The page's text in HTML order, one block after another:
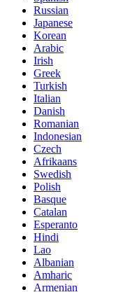
Russian
Japanese
Korean
Arabic
Irish
Greek
Turkish
Italian
Danish
Romanian
Indonesian
Czech
Afrikaans
Swedish
Polish
Basque
Catalan
Esperanto
Hindi
Lao
Albanian
Amharic
Armenian